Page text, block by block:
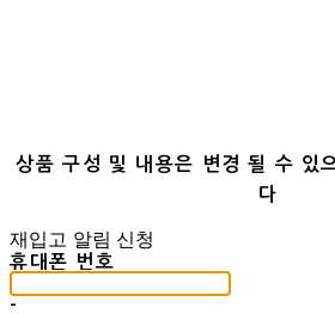
상품 구성 및 내용은 변경 될 수 있
다
재입고 알림 신청
휴대폰 번호
-